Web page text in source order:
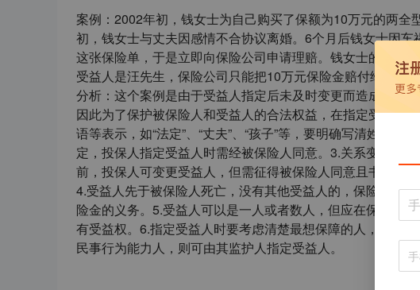
案例：2002年初，钱女士为自己购买了保额为10万元的两
初，钱女士与丈夫因感情不合协议离婚。6个月后钱女士因
这张保险单，于是立即向保险公司申请理赔。钱女士的前夫
受益人是汪先生，保险公司只能把10万元保险金赔付给钱女
分析：这个案例是由于受益人指定后未及时变更而造成的。
因此为了保护被保险人和受益人的合法权益，在指定受益人
语等表示，如“法定”、“丈夫”、“孩子”等，要明确写清姓名
定，投保人指定受益人时需经被保险人同意。3.关系变化后
前，投保人可变更受益人，但需征得被保险人同意且书面形
4.受益人先于被保险人死亡，没有其他受益人的，保险金作
险金的义务。5.受益人可以是一人或者数人，但应在保单上
有受益权。6.指定受益人时要考虑清楚最想保障的人，如父
民事行为能力人，则可由其监护人指定受益人。